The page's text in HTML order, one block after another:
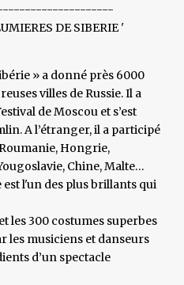
DE SIBERIE '
» a donné près 6000
villes de Russie. Il a
de Moscou et s’est
A l’étranger, il a participé
Hongrie,
Chine, Malte…
est l'un des plus brillants qui
les 300 costumes superbes
les musiciens et danseurs
d’un spectacle